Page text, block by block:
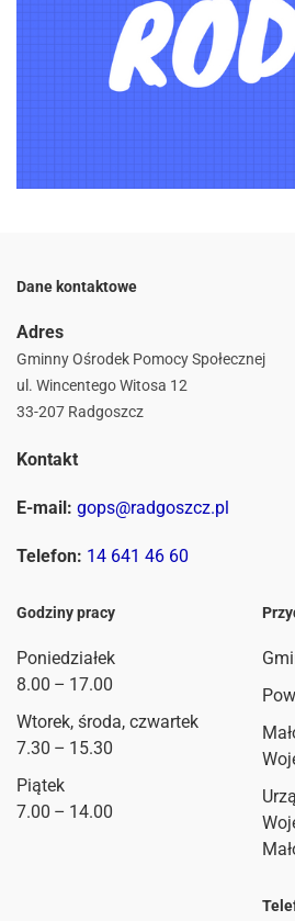
Dane kontaktowe
Adres
Gminny Ośrodek Pomocy Społecznej
ul. Wincentego Witosa 12
33-207 Radgoszcz
Kontakt
E-mail: gops@radgoszcz.pl
Telefon: 14 641 46 60
Godziny pracy
Poniedziałek
8.00 – 17.00
Wtorek, środa, czwartek
7.30 – 15.30
Piątek
7.00 – 14.00